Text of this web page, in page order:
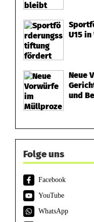
U15
Neue
und
Folge uns
Facebook
YouTube
WhatsApp